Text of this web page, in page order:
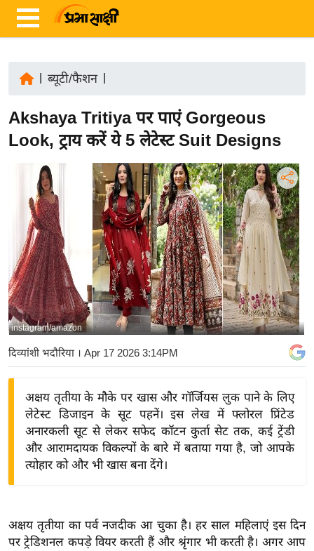
ज़ा
ख
अं
त
र्रा
ष्ट्री
य
बि
ज़
द्यो
त
वि
ब्यूटी/फैशन|
Akshaya Tritiya पर पाएं Gorgeous
Look, ट्राय करें ये 5 लेटेस्ट Suit Designs
instagram/amazon
दिव्यांशी भदौरिया । Apr 17 2026 3:14PM
अक्षय तृतीया के मौके पर खास और गॉर्जियस लुक पाने के लिए
लेटेस्ट डिजाइन के सूट पहनें। इस लेख में फ्लोरल प्रिंटेड
अनारकली सूट से लेकर सफेद कॉटन कुर्ता सेट तक, कई ट्रेंडी
और आरामदायक विकल्पों के बारे में बताया गया है, जो आपके
त्योहार को और भी खास बना देंगे।
अक्षय तृतीया का पर्व नजदीक आ चुका है। हर साल महिलाएं इस दिन
पर ट्रेडिशनल कपड़े वियर करती हैं और श्रृंगार भी करती है। अगर आप